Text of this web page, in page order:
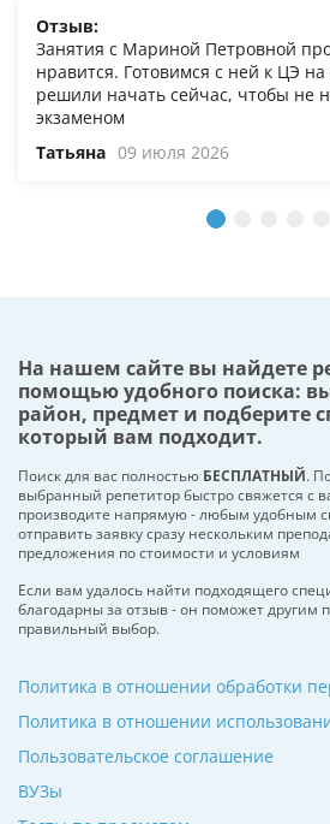
Отзыв:
Занятия с Мариной Петровной
нравится. Готовимся с ней к ЦЭ
решили начать сейчас, чтобы не
экзаменом
Татьяна 09 июля 2026
На нашем сайте вы найдете
помощью удобного поиска:
район, предмет и подберите
который вам подходит.
Поиск для вас полностью БЕСПЛАТНЫЙ.
выбранный репетитор быстро свяжется с
производите напрямую - любым удобным
отправить заявку сразу нескольким
предложения по стоимости и условиям
Если вам удалось найти подходящего
благодарны за отзыв - он поможет другим
правильный выбор.
ВУЗы
Политика в отношении обработки
Политика в отношении
Пользовательское соглашение